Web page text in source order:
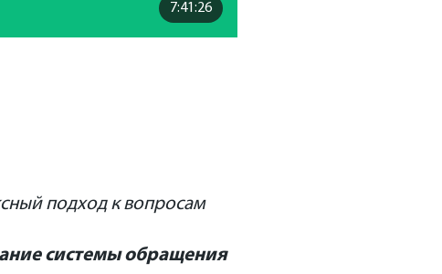
7:41:26
подход к вопросам
системы обращения